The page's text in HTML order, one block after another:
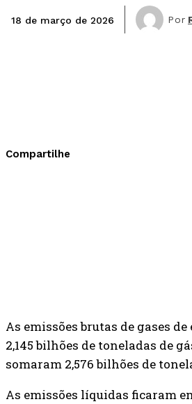
18 de março de 2026 Por
Compartilhe
As emissões brutas de gases
2,145 bilhões de toneladas de
somaram 2,576 bilhões de
As emissões líquidas ficaram